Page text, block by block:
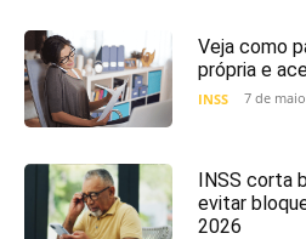
Veja como
própria e
INSS 7 de
INSS corta
evitar
2026